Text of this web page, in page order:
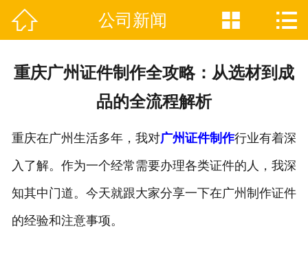
网站首页
联系我们
 公司新闻  
重庆广州证件制作全攻略：从选材到成
品的全流程解析
重庆在广州生活多年，我对广州证件制作行业有着深
入了解。作为一个经常需要办理各类证件的人，我深
知其中门道。今天就跟大家分享一下在广州制作证件
的经验和注意事项。